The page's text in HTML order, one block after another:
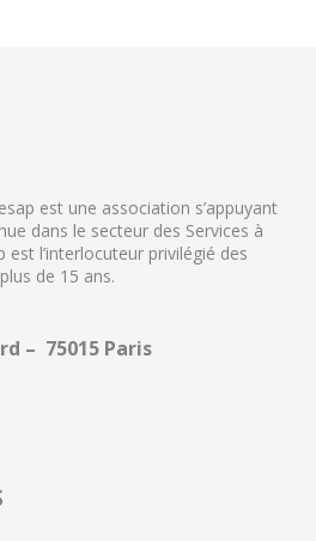
est une association s’appuyant
dans le secteur des Services à
est l’interlocuteur privilégié des
de 15 ans.
– 75015 Paris